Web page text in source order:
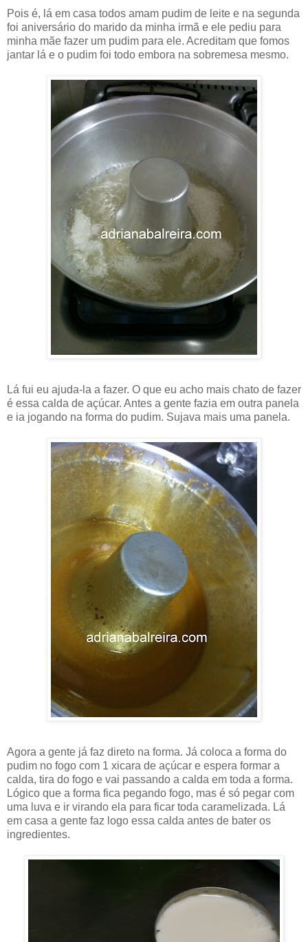
Pois é, lá em casa todos amam pudim de leite e na segunda
foi aniversário do marido da minha irmã e ele pediu para
minha mãe fazer um pudim para ele. Acreditam que fomos
jantar lá e o pudim foi todo embora na sobremesa mesmo.
Lá fui eu ajuda-la a fazer. O que eu acho mais chato de fazer
é essa calda de açúcar. Antes a gente fazia em outra panela
e ia jogando na forma do pudim. Sujava mais uma panela.
Agora a gente já faz direto na forma. Já coloca a forma do
pudim no fogo com 1 xicara de açúcar e espera formar a
calda, tira do fogo e vai passando a calda em toda a forma.
Lógico que a forma fica pegando fogo, mas é só pegar com
uma luva e ir virando ela para ficar toda caramelizada. Lá
em casa a gente faz logo essa calda antes de bater os
ingredientes.